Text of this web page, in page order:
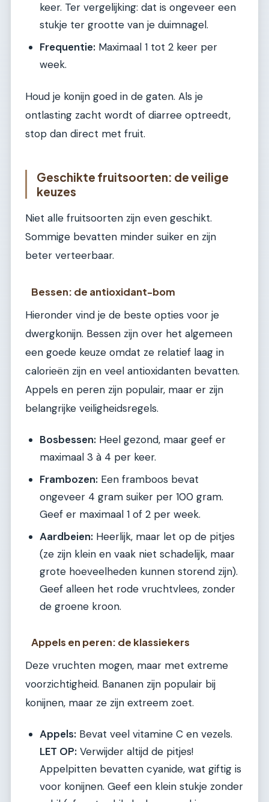
keer. Ter vergelijking: dat is ongeveer een
stukje ter grootte van je duimnagel.
Frequentie: Maximaal 1 tot 2 keer per
week.
Houd je konijn goed in de gaten. Als je
ontlasting zacht wordt of diarree optreedt,
stop dan direct met fruit.
Geschikte fruitsoorten: de veilige
keuzes
Niet alle fruitsoorten zijn even geschikt.
Sommige bevatten minder suiker en zijn
beter verteerbaar.
Bessen: de antioxidant-bom
Hieronder vind je de beste opties voor je
dwergkonijn. Bessen zijn over het algemeen
een goede keuze omdat ze relatief laag in
calorieën zijn en veel antioxidanten bevatten.
Appels en peren zijn populair, maar er zijn
belangrijke veiligheidsregels.
Bosbessen: Heel gezond, maar geef er
maximaal 3 à 4 per keer.
Frambozen: Een framboos bevat
ongeveer 4 gram suiker per 100 gram.
Geef er maximaal 1 of 2 per week.
Aardbeien: Heerlijk, maar let op de pitjes
(ze zijn klein en vaak niet schadelijk, maar
grote hoeveelheden kunnen storend zijn).
Geef alleen het rode vruchtvlees, zonder
de groene kroon.
Appels en peren: de klassiekers
Deze vruchten mogen, maar met extreme
voorzichtigheid. Bananen zijn populair bij
konijnen, maar ze zijn extreem zoet.
Appels: Bevat veel vitamine C en vezels.
LET OP: Verwijder altijd de pitjes!
Appelpitten bevatten cyanide, wat giftig is
voor konijnen. Geef een klein stukje zonder